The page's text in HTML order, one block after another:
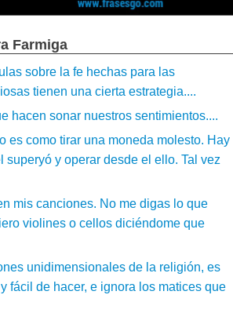
Farmiga
sobre la fe hechas para las
tienen una cierta estrategia....
hacen sonar nuestros sentimientos....
es como tirar una moneda molesto. Hay
superyó y operar desde el ello. Tal vez
mis canciones. No me digas lo que
violines o cellos diciéndome que
unidimensionales de la religión, es
fácil de hacer, e ignora los matices que